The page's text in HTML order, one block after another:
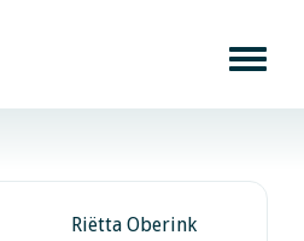
Riëtta Oberink